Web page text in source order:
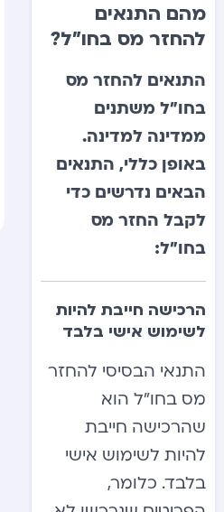
מהם התנאים
להחזר מס בחו”ל?
התנאים להחזר מס
בחו”ל משתנים
ממדינה למדינה.
באופן כללי, התנאים
הבאים נדרשים כדי
לקבל החזר מס
בחו”ל:
הרכישה חייבת להיות
לשימוש אישי בלבד
התנאי הבסיסי להחזר
מס בחו”ל הוא
שהרכישה חייבת
להיות לשימוש אישי
בלבד. כלומר,